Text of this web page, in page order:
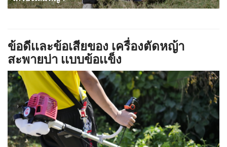
ข้อดีเเละข้อเสียของ เครื่องตัดหญ้า
สะพายบ่า เเบบข้อเเข็ง